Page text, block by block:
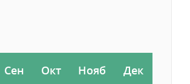
Сен Окт Нояб Дек